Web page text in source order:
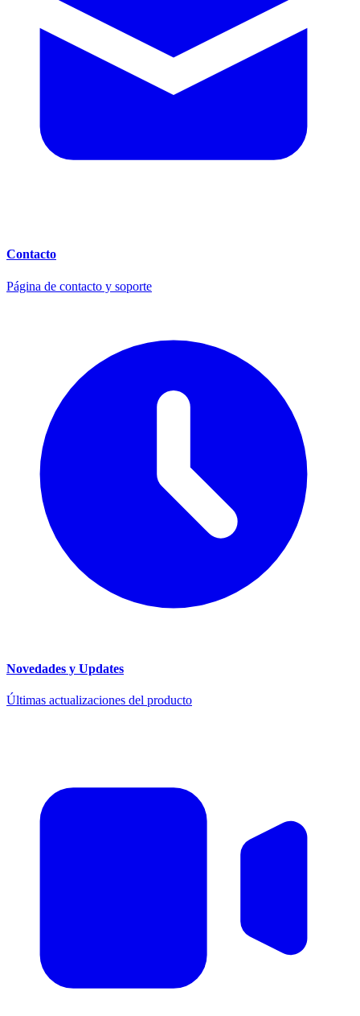
Contacto
Página de contacto y soporte
Novedades y Updates
Últimas actualizaciones del producto